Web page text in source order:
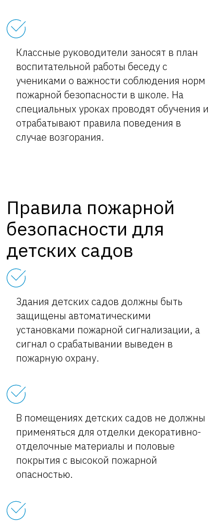
Классные руководители заносят в план
воспитательной работы беседу с
учениками о важности соблюдения норм
пожарной безопасности в школе. На
специальных уроках проводят обучения и
отрабатывают правила поведения в
случае возгорания.
Правила пожарной
безопасности для
детских садов
Здания детских садов должны быть
защищены автоматическими
установками пожарной сигнализации, а
сигнал о срабатывании выведен в
пожарную охрану.
В помещениях детских садов не должны
применяться для отделки декоративно-
отделочные материалы и половые
покрытия с высокой пожарной
опасностью.